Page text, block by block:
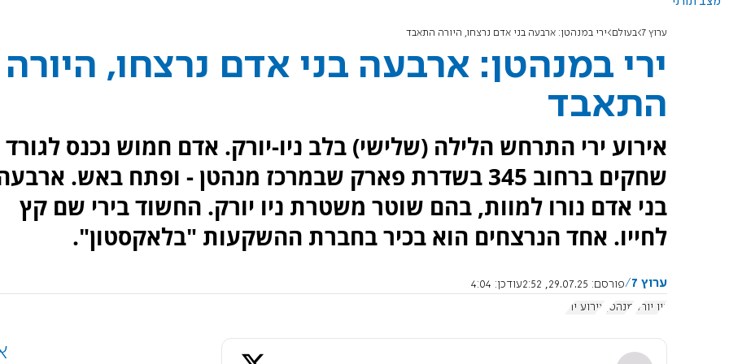
ערוץ 7 בעולם ירי במנהטן: ארבעה בני אדם נרצחו, היורה התאבד
ירי במנהטן: ארבעה בני אדם נרצחו, היורה
התאבד
אירוע ירי התרחש הלילה (שלישי) בלב ניו-יורק. אדם חמוש נכנס לגורד
שחקים ברחוב 345 בשדרת פארק שבמרכז מנהטן - ופתח באש.
בני אדם נורו למוות, בהם שוטר משטרת ניו יורק. החשוד בירי שם קץ
לחייו. אחד הנרצחים הוא בכיר בחברת ההשקעות "בלאקסטון".
ערוץ 7 פורסם: 29.07.25, 2:52 עודכן: 4:04
ניו יורק מנהטן אירוע ירי